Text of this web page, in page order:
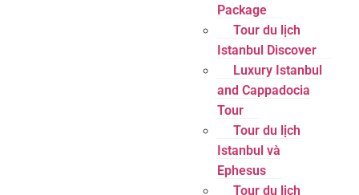
Package
Tour du lịch
Istanbul Discover
Luxury Istanbul
and Cappadocia
Tour
Tour du lịch
Istanbul và
Ephesus
Tour du lịch